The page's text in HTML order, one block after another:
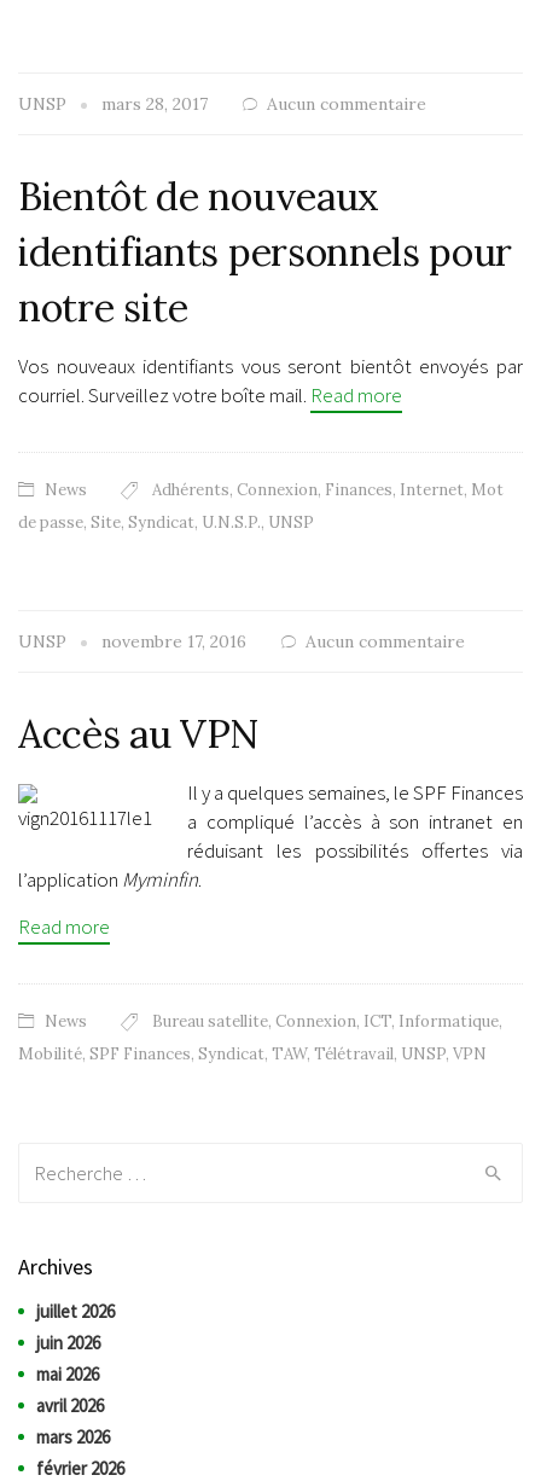
UNSP mars 28, 2017 Aucun commentaire
Bientôt de nouveaux
identifiants personnels pour
notre site
Vos nouveaux identifiants vous seront bientôt envoyés par
courriel. Surveillez votre boîte mail. Read more
News Adhérents, Connexion, Finances, Internet, Mot
de passe, Site, Syndicat, U.N.S.P., UNSP
UNSP novembre 17, 2016 Aucun commentaire
Accès au VPN
Il y a quelques semaines, le SPF Finances
a compliqué l’accès à son intranet en
réduisant les possibilités offertes via
l’application Myminfin.
Read more
News Bureau satellite, Connexion, ICT, Informatique,
Mobilité, SPF Finances, Syndicat, TAW, Télétravail, UNSP, VPN
Archives
juillet 2026
juin 2026
mai 2026
avril 2026
mars 2026
février 2026